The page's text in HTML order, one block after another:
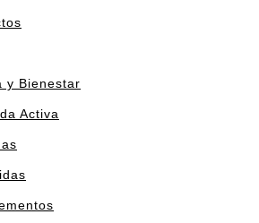
y Bienestar
Activa